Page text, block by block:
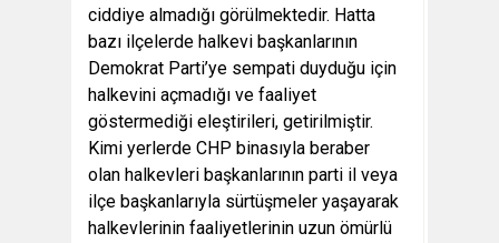
ciddiye almadığı görülmektedir. Hatta
bazı ilçelerde halkevi başkanlarının
Demokrat Parti’ye sempati duyduğu için
halkevini açmadığı ve faaliyet
göstermediği eleştirileri, getirilmiştir.
Kimi yerlerde CHP binasıyla beraber
olan halkevleri başkanlarının parti il veya
ilçe başkanlarıyla sürtüşmeler yaşayarak
halkevlerinin faaliyetlerinin uzun ömürlü